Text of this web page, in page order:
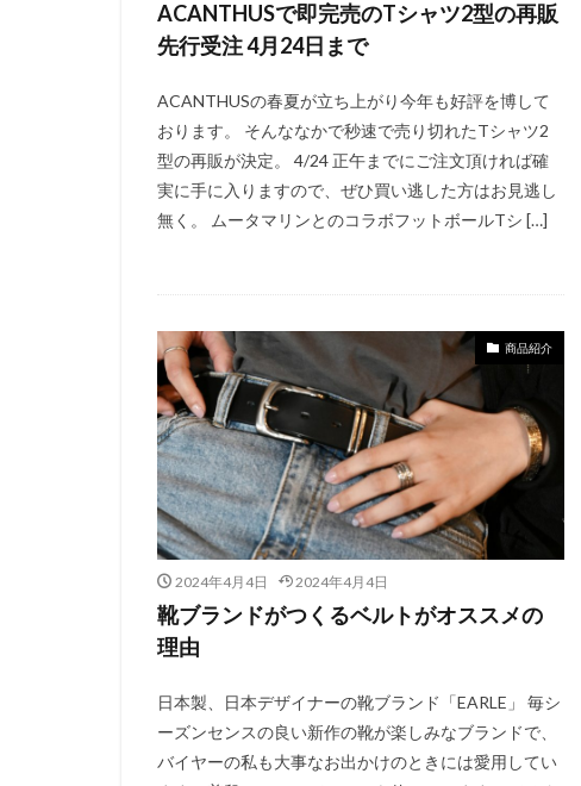
ACANTHUSで即完売のTシャツ2型の再販
先行受注 4月24日まで
ACANTHUSの春夏が立ち上がり今年も好評を博して
おります。 そんななかで秒速で売り切れたTシャツ2
型の再販が決定。 4/24 正午までにご注文頂ければ確
実に手に入りますので、ぜひ買い逃した方はお見逃し
無く。 ムータマリンとのコラボフットボールTシ […]
商品紹介
2024年4月4日 2024年4月4日
靴ブランドがつくるベルトがオススメの
理由
日本製、日本デザイナーの靴ブランド「EARLE」 毎シ
ーズンセンスの良い新作の靴が楽しみなブランドで、
バイヤーの私も大事なお出かけのときには愛用してい